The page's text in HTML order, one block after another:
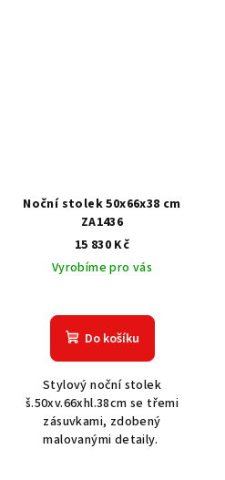
Noční stolek 50x66x38 cm
ZA1436
15 830 Kč
Vyrobíme pro vás
Do košíku
Stylový noční stolek
š.50xv.66xhl.38cm se třemi
zásuvkami, zdobený
malovanými detaily.